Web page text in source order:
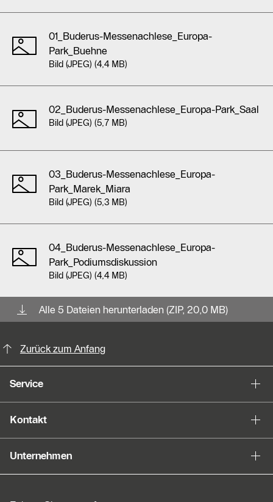
01_Buderus-Messenachlese_Europa-
Park_Buehne
Bild (JPEG) (4,4 MB)
02_Buderus-Messenachlese_Europa-Park_Saal
Bild (JPEG) (5,7 MB)
03_Buderus-Messenachlese_Europa-
Park_Marek_Miara
Bild (JPEG) (5,3 MB)
04_Buderus-Messenachlese_Europa-
Park_Podiumsdiskussion
Bild (JPEG) (4,4 MB)
Alle 5 Dateien herunterladen (ZIP, 20,0 MB)
Zurück zum Anfang
Service
Kontakt
Unternehmen